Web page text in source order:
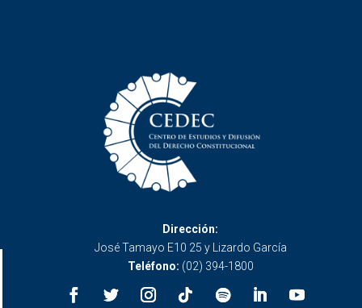
Dirección:
José Tamayo E10 25 y Lizardo García
Teléfono: (02) 394-1800